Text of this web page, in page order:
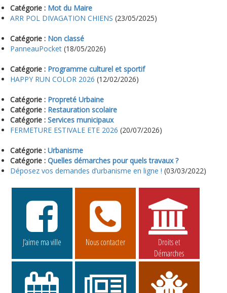
Catégorie : Mot du Maire
ARR POL DIVAGATION CHIENS (23/05/2025)
Catégorie : Non classé
PanneauPocket (18/05/2026)
Catégorie : Programme culturel et sportif
HAPPY RUN COLOR 2026 (12/02/2026)
Catégorie : Propreté Urbaine
Catégorie : Restauration scolaire
Catégorie : Services municipaux
FERMETURE ESTIVALE ETE 2026 (20/07/2026)
Catégorie : Urbanisme
Catégorie : Quelles démarches pour quels travaux ?
Déposez vos demandes d’urbanisme en ligne ! (03/03/2022)
J’aime ma ville Nous contacter
Droits et
Démarches